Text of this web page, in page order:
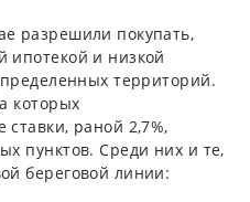
разрешили покупать,
ипотекой и низкой
территорий.
которых
ставки, раной 2,7%,
пунктов. Среди них и те,
береговой линии: